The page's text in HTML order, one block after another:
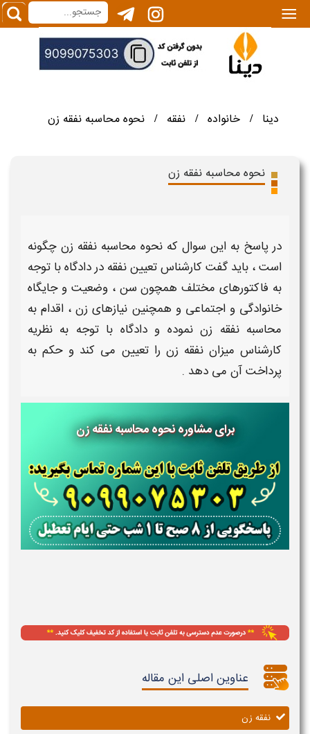
|||
دینا / خانواده / نفقه / نحوه محاسبه نفقه زن
نحوه محاسبه نفقه زن
در پاسخ به این سوال که نحوه محاسبه نفقه زن چگونه
است، باید گفت کارشناستعیین نفقه در دادگاه با توجه
به فاکتورهای مختلف همچون سن ، وضعیت و جایگاه
خانوادگی و اجتماعی و همچنین نیازهای زن ، اقدام به
محاسبهنفقه زننموده و دادگاه با توجه به نظریه
کارشناس میزان نفقه زن را تعیین می کند و حکم به
پرداخت آن می دهد .
برای مشاوره نحوه محاسبه نفقه زن
عناوین اصلی این مقاله
نفقه زن